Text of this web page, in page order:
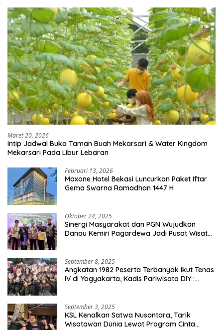
Maret 20, 2026
Intip Jadwal Buka Taman Buah Mekarsari & Water Kingdom
Mekarsari Pada Libur Lebaran
Februari 13, 2026
Maxone Hotel Bekasi Luncurkan Paket Iftar
Gema Swarna Ramadhan 1447 H
Oktober 24, 2025
Sinergi Masyarakat dan PGN Wujudkan
Danau Kemiri Pagardewa Jadi Pusat Wisata
September 8, 2025
Angkatan 1982 Peserta Terbanyak Ikut Tenas
IV di Yogyakarta, Kadis Pariwisata DIY :
September 3, 2025
KSL Kenalkan Satwa Nusantara, Tarik
Wisatawan Dunia Lewat Program Cinta